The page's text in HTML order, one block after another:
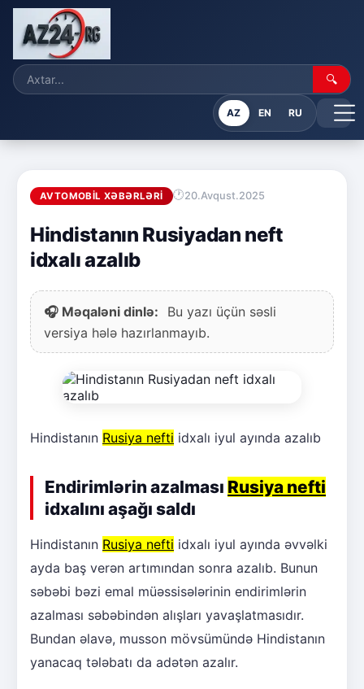
🔍
AZ EN RU
AVTOMOBIL XƏBƏRLƏRI 20.Avqust.2025
Hindistanın Rusiyadan neft
idxalı azalıb
🎧 Məqaləni dinlə:
Bu yazı üçün səsli
versiya hələ hazırlanmayıb.
Hindistanın Rusiya nefti idxalı iyul ayında azalıb
Endirimlərin azalması Rusiya nefti
idxalını aşağı saldı
Hindistanın Rusiya nefti idxalı iyul ayında əvvəlki
ayda baş verən artımından sonra azalıb. Bunun
səbəbi bəzi emal müəssisələrinin endirimlərin
azalması səbəbindən alışları yavaşlatmasıdır.
Bundan əlavə, musson mövsümündə Hindistanın
yanacaq tələbatı da adətən azalır.